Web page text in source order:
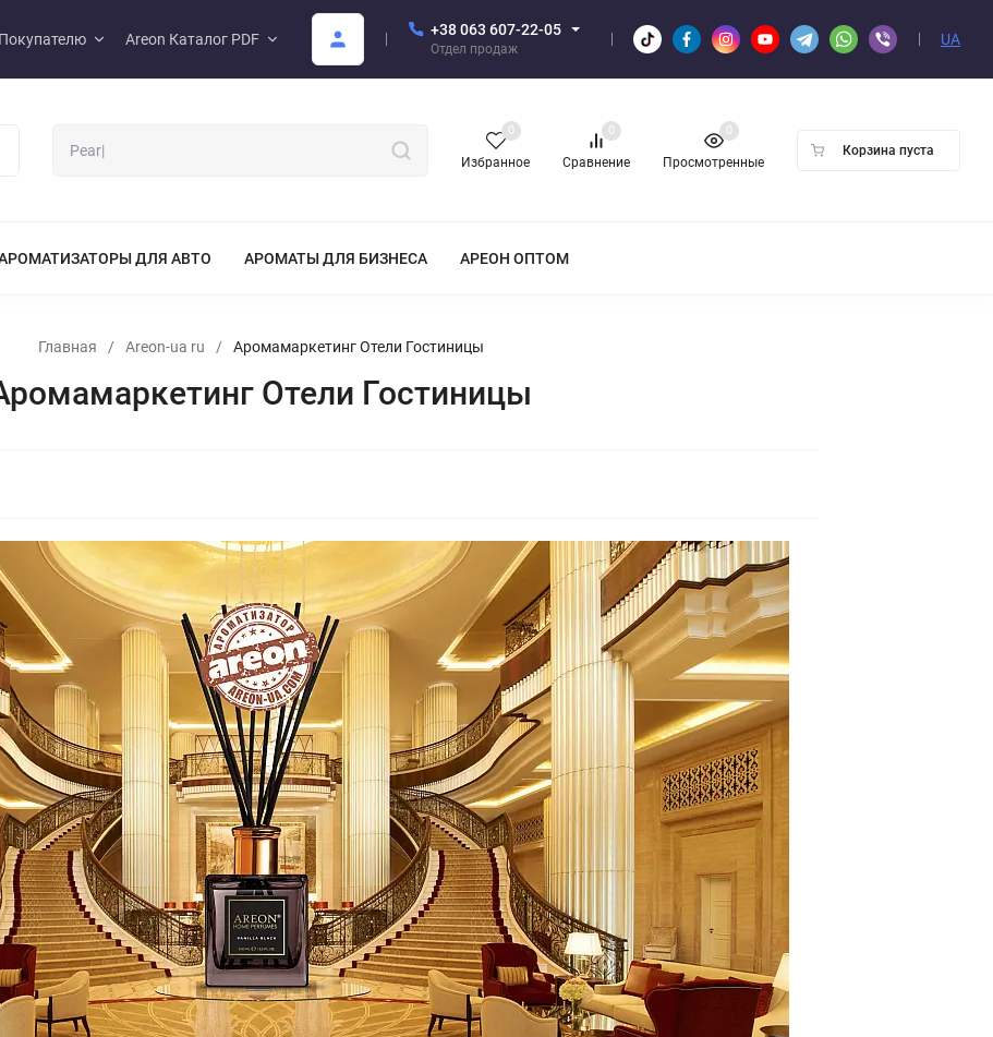
Покупателю Areon Каталог PDF
+38 063 607-22-05
Отдел продаж
UA
Избранное
0
Сравнение
0
Просмотренные
0
Корзина пуста
ДЛЯ АВТО АРОМАТЫ ДЛЯ БИЗНЕСА АРЕОН ОПТОМ
Главная / Areon-ua ru / Аромамаркетинг Отели Гостиницы
Отели Гостиницы